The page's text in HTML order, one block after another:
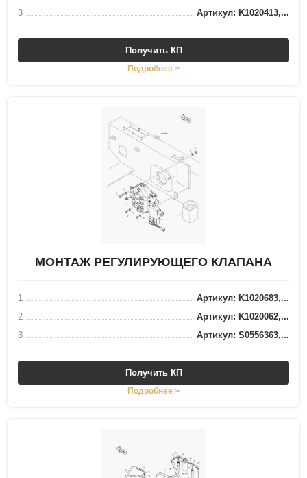
3
Артикул: K1020413,...
Получить КП
Подробнее >
МОНТАЖ РЕГУЛИРУЮЩЕГО КЛАПАНА
1
Артикул: K1020683,...
2
Артикул: K1020062,...
3
Артикул: S0556363,...
Получить КП
Подробнее >